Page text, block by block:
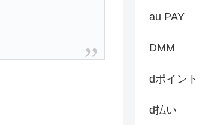
au PAY
DMM
dポイント
d払い